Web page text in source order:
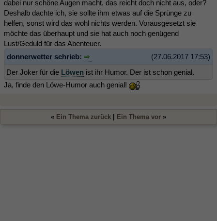
dabei nur schöne Augen macht, das reicht doch nicht aus, oder?
Deshalb dachte ich, sie sollte ihm etwas auf die Sprünge zu
helfen, sonst wird das wohl nichts werden. Vorausgesetzt sie
möchte das überhaupt und sie hat auch noch genügend
Lust/Geduld für das Abenteuer.
(27.06.2017 17:53)
donnerwetter schrieb:
Der Joker für die Löwen ist ihr Humor. Der ist schon genial.
Ja, finde den Löwe-Humor auch genial!
« Ein Thema zurück Ein Thema vor »